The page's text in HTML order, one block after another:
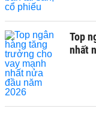
Top
nhất